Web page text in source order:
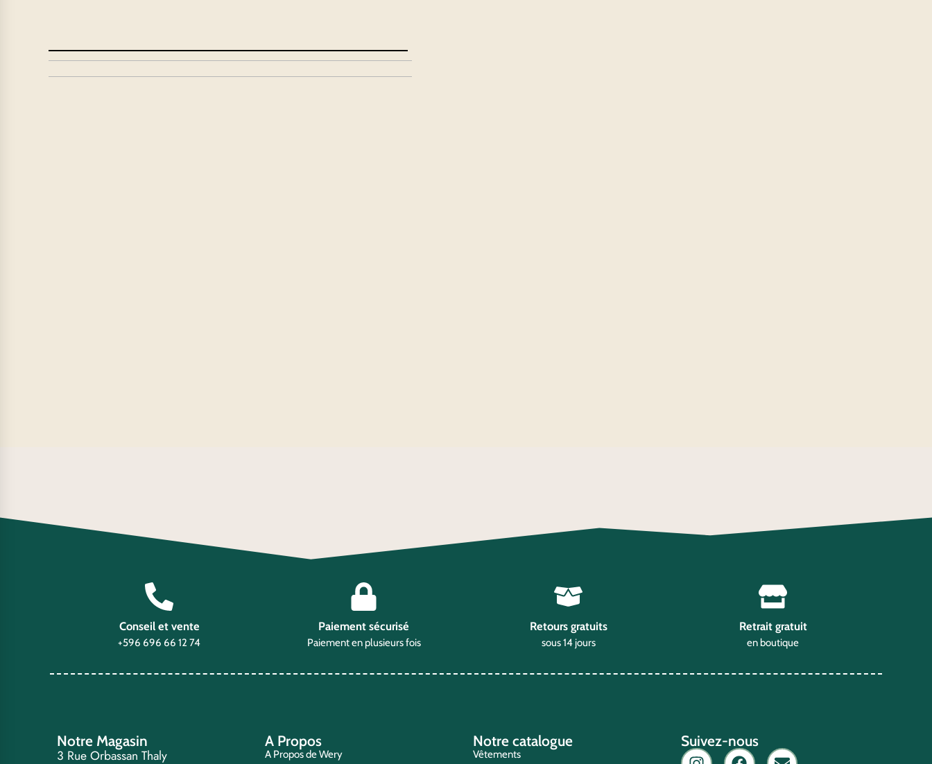
Conseil et vente
+596 696 66 12 74
Paiement sécurisé
Paiement en plusieurs fois
Retours gratuits
sous 14 jours
Retrait gratuit
en boutique
Notre Magasin
3 Rue Orbassan Thaly
A Propos
A Propos de Wery
Notre catalogue
Vêtements
Suivez-nous